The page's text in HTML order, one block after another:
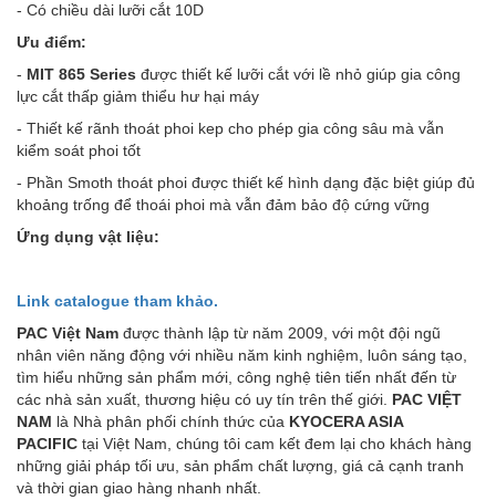
- Có chiều dài lưỡi cắt 10D
Ưu điểm:
- MIT 865 Series được thiết kế lưỡi cắt với lề nhỏ giúp gia công
lực cắt thấp giảm thiểu hư hại máy
- Thiết kế rãnh thoát phoi kep cho phép gia công sâu mà vẫn
kiểm soát phoi tốt
- Phần Smoth thoát phoi được thiết kế hình dạng đặc biệt giúp đủ
khoảng trống để thoái phoi mà vẫn đảm bảo độ cứng vững
Ứng dụng vật liệu:
Link catalogue tham khảo.
PAC Việt Nam được thành lập từ năm 2009, với một đội ngũ
nhân viên năng động với nhiều năm kinh nghiệm, luôn sáng tạo,
tìm hiểu những sản phẩm mới, công nghệ tiên tiến nhất đến từ
các nhà sản xuất, thương hiệu có uy tín trên thế giới. PAC VIỆT
NAM là Nhà phân phối chính thức của KYOCERA ASIA
PACIFIC tại Việt Nam, chúng tôi cam kết đem lại cho khách hàng
những giải pháp tối ưu, sản phẩm chất lượng, giá cả cạnh tranh
và thời gian giao hàng nhanh nhất.